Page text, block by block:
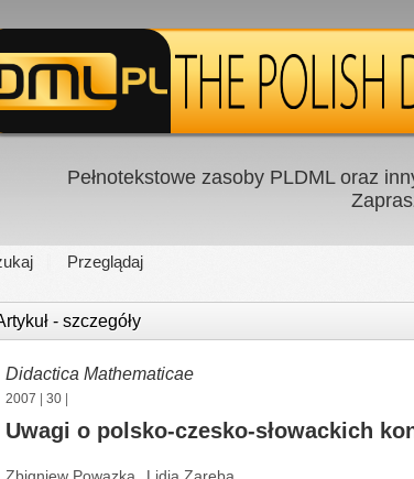
Pełnotekstowe zasoby PLDML oraz
Przeglądaj
- szczegóły
Didactica Mathematicae
2007 30
Uwagi o polsko-czesko-słowackich